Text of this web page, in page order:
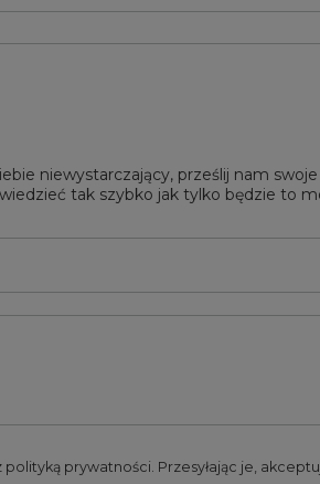
niewystarczający, prześlij nam
tak szybko jak tylko będzie to
polityką prywatności. Przesyłając je,